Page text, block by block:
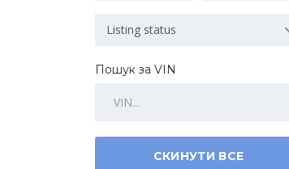
Listing status
Пошук за VIN
СКИНУТИ ВСЕ